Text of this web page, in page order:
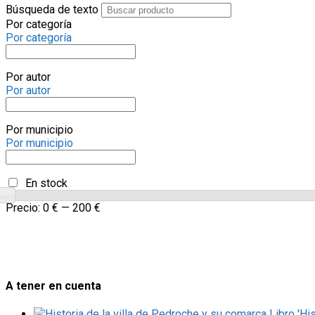
Búsqueda de texto
Por categoría
Por categoría
Por autor
Por autor
Por municipio
Por municipio
En stock
Precio: 0 € — 200 €
A tener en cuenta